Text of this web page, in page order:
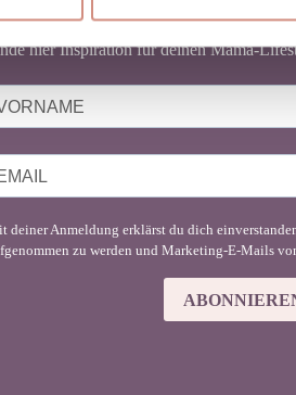
liebst Babytragen genauso sehr wie wir?
hier Inspiration für deinen Mama-
deiner Anmeldung erklärst du dich
zu werden und Marketing-E-Mails